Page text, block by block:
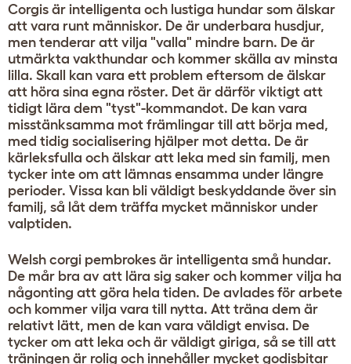
Corgis är intelligenta och lustiga hundar som älskar
att vara runt människor. De är underbara husdjur,
men tenderar att vilja "valla" mindre barn. De är
utmärkta vakthundar och kommer skälla av minsta
lilla. Skall kan vara ett problem eftersom de älskar
att höra sina egna röster. Det är därför viktigt att
tidigt lära dem "tyst"-kommandot. De kan vara
misstänksamma mot främlingar till att börja med,
med tidig socialisering hjälper mot detta. De är
kärleksfulla och älskar att leka med sin familj, men
tycker inte om att lämnas ensamma under längre
perioder. Vissa kan bli väldigt beskyddande över sin
familj, så låt dem träffa mycket människor under
valptiden.
Welsh corgi pembrokes är intelligenta små hundar.
De mår bra av att lära sig saker och kommer vilja ha
någonting att göra hela tiden. De avlades för arbete
och kommer vilja vara till nytta. Att träna dem är
relativt lätt, men de kan vara väldigt envisa. De
tycker om att leka och är väldigt giriga, så se till att
träningen är rolig och innehåller mycket godisbitar